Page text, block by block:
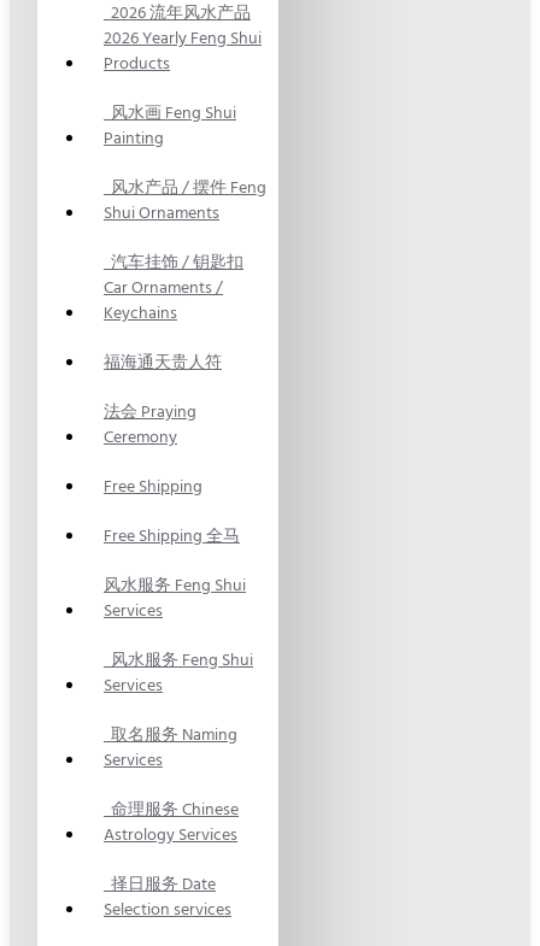
2026 流年风水产品
2026 Yearly Feng Shui
Products
风水画 Feng Shui
Painting
风水产品 / 摆件 Feng
Shui Ornaments
汽车挂饰 / 钥匙扣
Car Ornaments /
Keychains
福海通天贵人符
法会 Praying
Ceremony
Free Shipping
Free Shipping 全马
风水服务 Feng Shui
Services
风水服务 Feng Shui
Services
取名服务 Naming
Services
命理服务 Chinese
Astrology Services
择日服务 Date
Selection services